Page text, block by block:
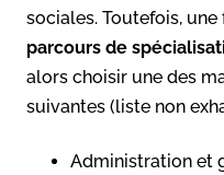
sociales. Toutefois,
parcours de
alors choisir une des
suivantes (liste non
Administration et